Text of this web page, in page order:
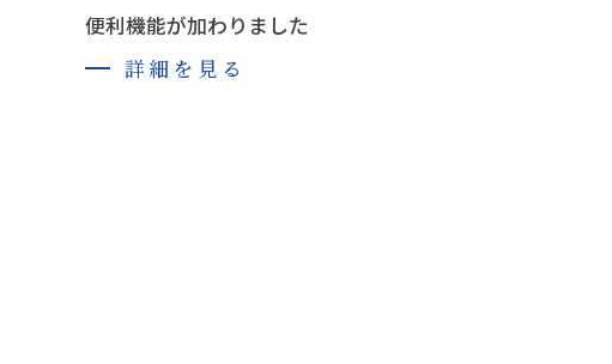
便利機能が加わりました
詳細を見る